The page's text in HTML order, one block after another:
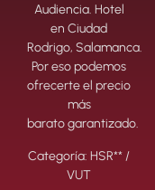
Audiencia. Hotel
en Ciudad
Rodrigo, Salamanca.
Por eso podemos
ofrecerte el precio
más
barato garantizado.
Categoría: HSR** /
VUT